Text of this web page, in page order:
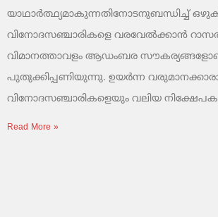
യാഥാർത്ഥ്യമാകുന്നതിനോടനുബന്ധിച്ച്
വിനോദസഞ്ചാരികളെ വരവേൽക്കാൻ
വിമാനത്താവളം ആഡംബര
പുതുക്കിപ്പണിയുന്നു. ഉയർന്ന
വിനോദസഞ്ചാരികളെയും വലിയ
Read More »